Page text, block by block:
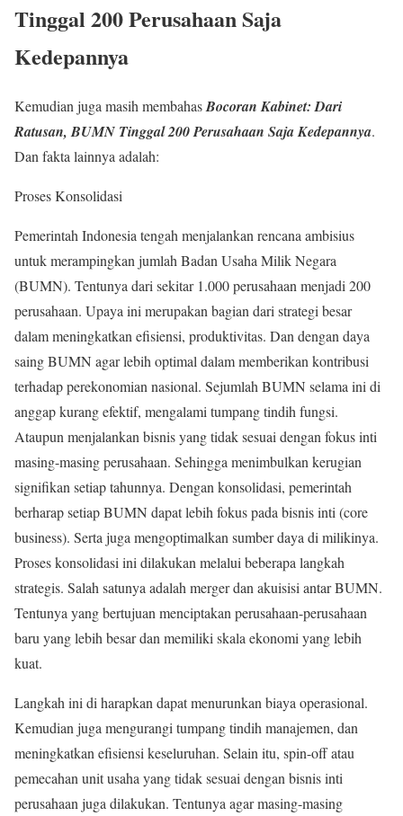
Tinggal 200 Perusahaan Saja
Kedepannya
Kemudian juga masih membahasBocoran Kabinet: Dari
Ratusan, BUMN Tinggal 200 Perusahaan Saja Kedepannya.
Dan fakta lainnya adalah:
Proses Konsolidasi
Pemerintah Indonesia tengah menjalankan rencana ambisius
untuk merampingkan jumlah Badan Usaha Milik Negara
(BUMN). Tentunya dari sekitar 1.000 perusahaan menjadi 200
perusahaan. Upaya ini merupakan bagian dari strategi besar
dalam meningkatkan efisiensi, produktivitas. Dan dengan daya
saing BUMN agar lebih optimal dalam memberikan kontribusi
terhadap perekonomian nasional. Sejumlah BUMN selama ini di
anggap kurang efektif, mengalami tumpang tindih fungsi.
Ataupun menjalankan bisnis yang tidak sesuai dengan fokus inti
masing-masing perusahaan. Sehingga menimbulkan kerugian
signifikan setiap tahunnya. Dengan konsolidasi, pemerintah
berharap setiap BUMN dapat lebih fokus pada bisnis inti (core
business). Serta juga mengoptimalkan sumber daya di milikinya.
Proses konsolidasi ini dilakukan melalui beberapa langkah
strategis. Salah satunya adalah merger dan akuisisi antar BUMN.
Tentunya yang bertujuan menciptakan perusahaan-perusahaan
baru yang lebih besar dan memiliki skala ekonomi yang lebih
kuat.
Langkah ini di harapkan dapat menurunkan biaya operasional.
Kemudian juga mengurangi tumpang tindih manajemen, dan
meningkatkan efisiensi keseluruhan. Selain itu, spin-off atau
pemecahan unit usaha yang tidak sesuai dengan bisnis inti
perusahaan juga dilakukan. Tentunya agar masing-masing